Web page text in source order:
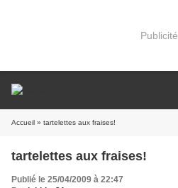
Publicité
Accueil » tartelettes aux fraises!
tartelettes aux fraises!
Publié le 25/04/2009 à 22:47